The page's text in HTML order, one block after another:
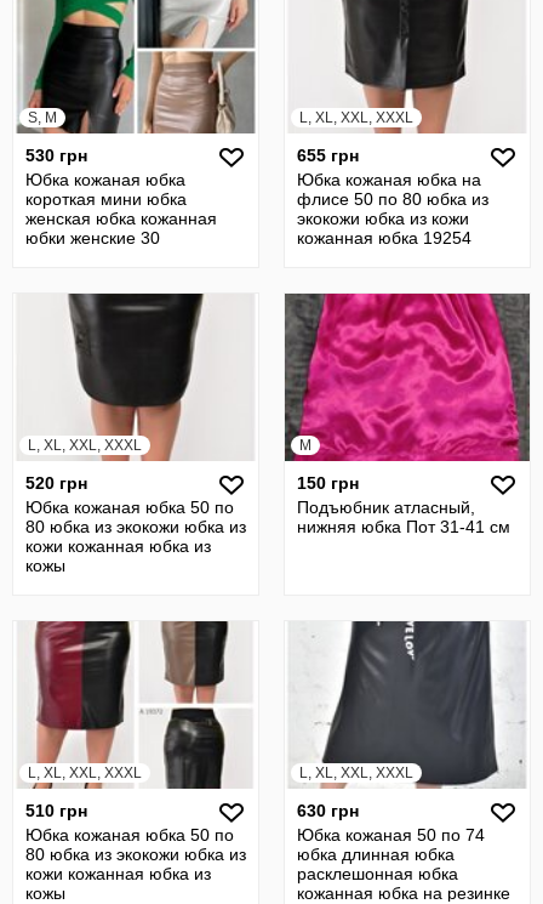
S, M
530 грн
Юбка кожаная юбка
короткая мини юбка
женская юбка кожанная
юбки женские 30
L, XL, XXL, XXXL
655 грн
Юбка кожаная юбка на
флисе 50 по 80 юбка из
экокожи юбка из кожи
кожанная юбка 19254
L, XL, XXL, XXXL
520 грн
Юбка кожаная юбка 50 по
80 юбка из экокожи юбка из
кожи кожанная юбка из
кожы
M
150 грн
Подъюбник атласный,
нижняя юбка Пот 31-41 см
L, XL, XXL, XXXL
510 грн
Юбка кожаная юбка 50 по
80 юбка из экокожи юбка из
кожи кожанная юбка из
кожы
L, XL, XXL, XXXL
630 грн
Юбка кожаная 50 по 74
юбка длинная юбка
расклешонная юбка
кожанная юбка на резинке